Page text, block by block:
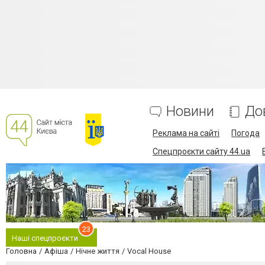
Новини
Реклама на сайті
Погода
Спецпроєкти сайту 44.ua
Наші спецпроєкти
23
Головна Афіша Нічне життя Vocal House